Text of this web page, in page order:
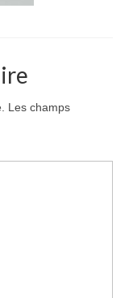
Les champs